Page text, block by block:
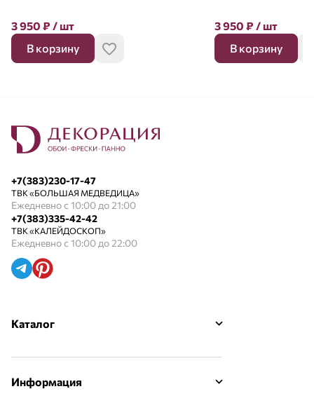
3 950 ₽ / шт
В корзину
3 950 ₽ / шт
В корзину
+7(383)230-17-47
ТВК «БОЛЬШАЯ МЕДВЕДИЦА»
Ежедневно с 10:00 до 21:00
+7(383)335-42-42
ТВК «КАЛЕЙДОСКОП»
Ежедневно с 10:00 до 22:00
Каталог
Информация